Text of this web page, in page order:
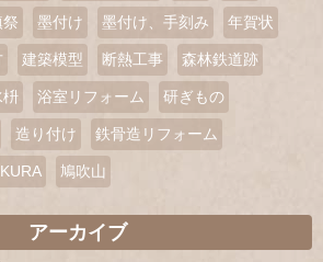
墨付け 墨付け、手刻み 年賀状
建築模型 断熱工事 森林鉄道跡
枡 浴室リフォーム 研ぎもの
造り付け 鉄骨造リフォーム
鳩吹山
アーカイブ